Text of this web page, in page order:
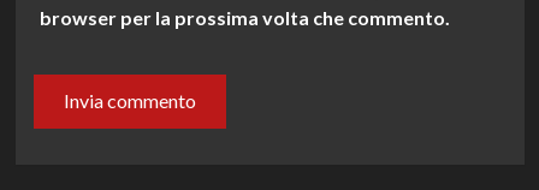
browser per la prossima volta che commento.